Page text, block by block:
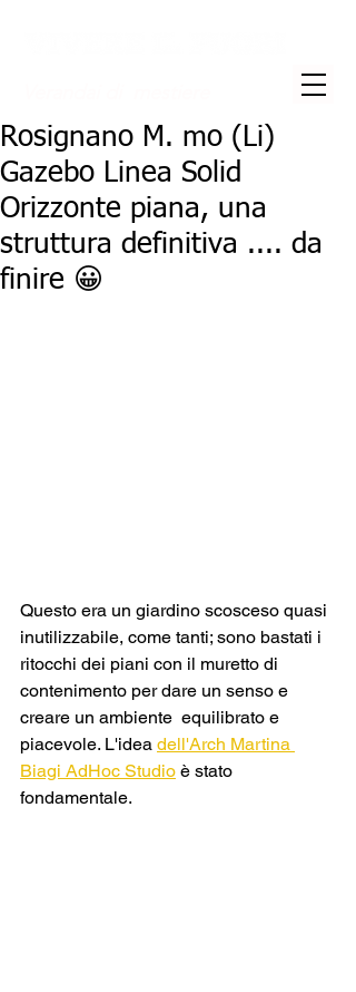
Rosignano M. mo (Li)
Gazebo Linea Solid
Orizzonte piana, una
struttura definitiva .... da
finire 😀
Questo era un giardino scosceso quasi
inutilizzabile, come tanti; sono bastati i
ritocchi dei piani con il muretto di
contenimento per dare un senso e
creare un ambiente  equilibrato e
piacevole. L'idea dell'Arch Martina
Biagi AdHoc Studio è stato
fondamentale.